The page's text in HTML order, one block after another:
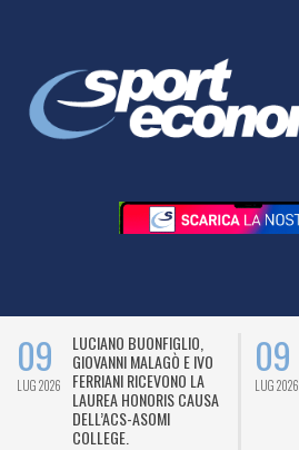
09
LUG 2026
LUCIANO BUONFIGLIO,
GIOVANNI MALAGÒ E IVO
FERRIANI RICEVONO LA
LAUREA HONORIS CAUSA
DELL’ACS-ASOMI
COLLEGE.
09
LUG 2026